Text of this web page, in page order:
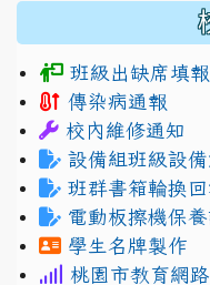
班級出缺席填報
傳染病通報
校內維修通知
設備組班級設
班群書箱輪換
電動板擦機保養
學生名牌製作
桃園市教育網